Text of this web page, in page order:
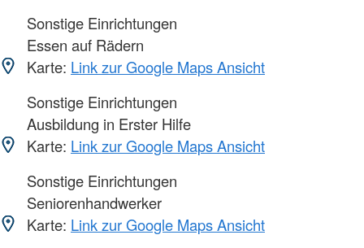
Sonstige Einrichtungen
Essen auf Rädern
Karte: Link zur Google Maps Ansicht
Sonstige Einrichtungen
Ausbildung in Erster Hilfe
Karte: Link zur Google Maps Ansicht
Sonstige Einrichtungen
Seniorenhandwerker
Karte: Link zur Google Maps Ansicht